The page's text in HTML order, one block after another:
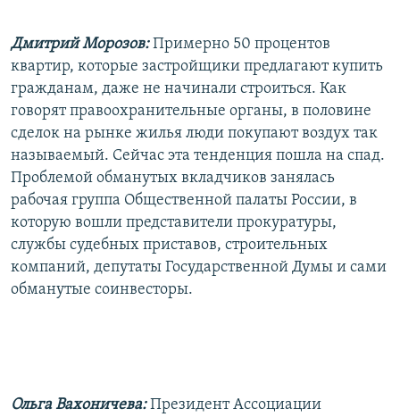
Все сайты РСЕ/РС
Дмитрий Морозов: Примерно 50 процентов
квартир, которые застройщики предлагают купить
гражданам, даже не начинали строиться. Как
говорят правоохранительные органы, в половине
сделок на рынке жилья люди покупают воздух так
называемый. Сейчас эта тенденция пошла на спад.
Проблемой обманутых вкладчиков занялась
рабочая группа Общественной палаты России, в
которую вошли представители прокуратуры,
службы судебных приставов, строительных
компаний, депутаты Государственной Думы и сами
обманутые соинвесторы.
Ольга Вахоничева: Президент Ассоциации